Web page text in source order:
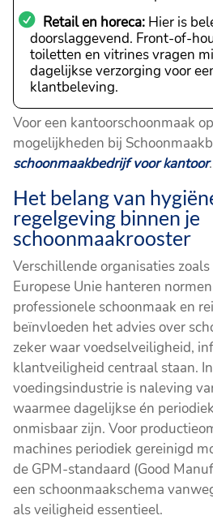
Retail en horeca: Hier is
doorslaggevend. Front-of-
toiletten en vitrines vragen
dagelijkse verzorging voor
klantbeleving.
Voor een kantoorschoonmaak
mogelijkheden bij
schoonmaakbedrijf voor kantoor.
Het belang van
regelgeving binnen je
schoonmaakrooster
Verschillende organisaties
Europese Unie hanteren
professionele schoonmaak en
beïnvloeden het advies over
zeker waar voedselveiligheid,
klantveiligheid centraal staan.
voedingsindustrie is naleving
waarmee dagelijkse én
onmisbaar zijn. Voor
machines periodiek gereinigd
de GPM-standaard (Good
een schoonmaakschema
als veiligheid essentieel.